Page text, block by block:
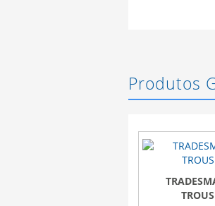
Produtos